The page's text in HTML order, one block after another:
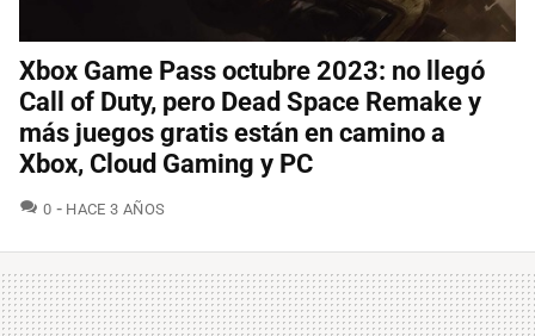
Xbox Game Pass octubre 2023: no llegó
Call of Duty, pero Dead Space Remake y
más juegos gratis están en camino a
Xbox, Cloud Gaming y PC
0 COMENTARIOS
HACE 3 AÑOS